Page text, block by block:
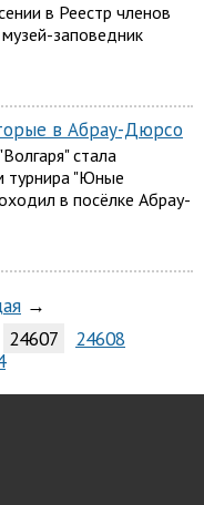
в Реестр членов
заповедник
в Абрау-Дюрсо
стала
турнира "Юные
в посёлке Абрау-
→
24607
24608